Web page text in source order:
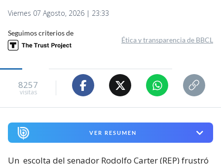
Viernes 07 Agosto, 2026 | 23:33
Seguimos criterios de
Ética y transparencia de BBCL
8257
visitas
VER RESUMEN
Un escolta del senador Rodolfo Carter (REP) frustró